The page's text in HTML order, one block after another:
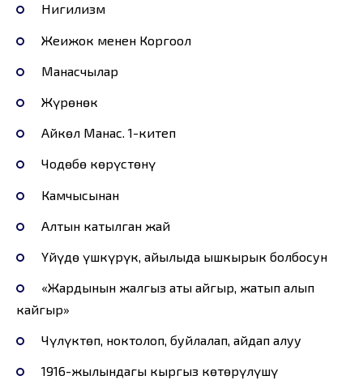
Нигилизм
Жеңижок менен Коргоол
Манасчылар
Жүрөнөк
Айкөл Манас. 1-китеп
Чоңдөбө көрүстөнү
Камчысынан
Алтын катылган жай
Үйүңдө үшкүрүк, айылыңда ышкырык болбосун
«Жардынын жалгыз аты айгыр, жатып алып
кайгыр»
Чүлүктөп, ноктолоп, буйлалап, айдап алуу
1916-жылындагы кыргыз көтөрүлүшү